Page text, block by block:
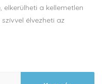
elkerülheti a kellemetlen
élvezheti az